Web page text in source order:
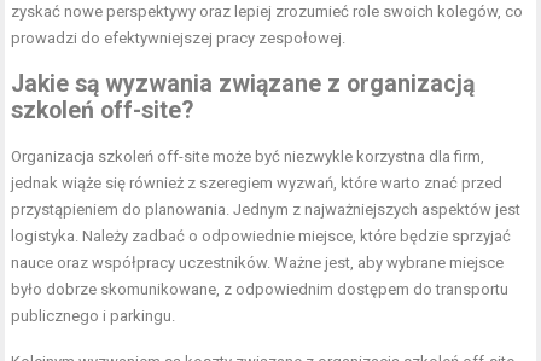
zyskać nowe perspektywy oraz lepiej zrozumieć role swoich kolegów, co
prowadzi do efektywniejszej pracy zespołowej.
Jakie są wyzwania związane z organizacją
szkoleń off-site?
Organizacja szkoleń off-site może być niezwykle korzystna dla firm,
jednak wiąże się również z szeregiem wyzwań, które warto znać przed
przystąpieniem do planowania. Jednym z najważniejszych aspektów jest
logistyka. Należy zadbać o odpowiednie miejsce, które będzie sprzyjać
nauce oraz współpracy uczestników. Ważne jest, aby wybrane miejsce
było dobrze skomunikowane, z odpowiednim dostępem do transportu
publicznego i parkingu.